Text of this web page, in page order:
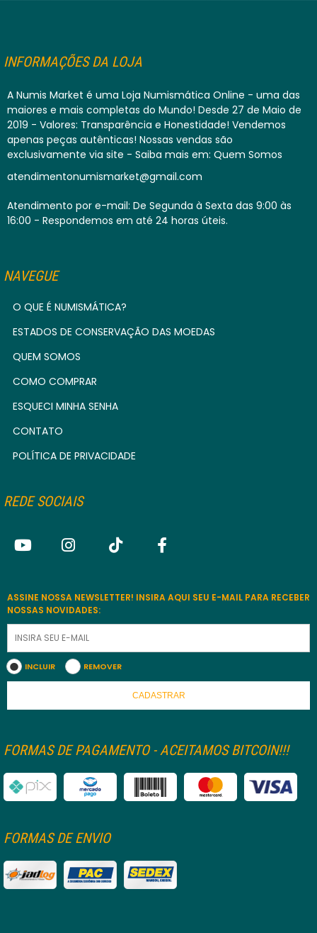
INFORMAÇÕES DA LOJA
A Numis Market é uma Loja Numismática Online - uma das
maiores e mais completas do Mundo! Desde 27 de Maio de
2019 - Valores: Transparência e Honestidade! Vendemos
apenas peças autênticas! Nossas vendas são
exclusivamente via site - Saiba mais em: Quem Somos
atendimentonumismarket@gmail.com
Atendimento por e-mail: De Segunda à Sexta das 9:00 às
16:00 - Respondemos em até 24 horas úteis.
NAVEGUE
O QUE É NUMISMÁTICA?
ESTADOS DE CONSERVAÇÃO DAS MOEDAS
QUEM SOMOS
COMO COMPRAR
ESQUECI MINHA SENHA
CONTATO
POLÍTICA DE PRIVACIDADE
REDE SOCIAIS
ASSINE NOSSA NEWSLETTER! INSIRA AQUI SEU E-MAIL PARA RECEBER
NOSSAS NOVIDADES:
INCLUIR REMOVER
CADASTRAR
FORMAS DE PAGAMENTO - ACEITAMOS BITCOIN!!!
FORMAS DE ENVIO